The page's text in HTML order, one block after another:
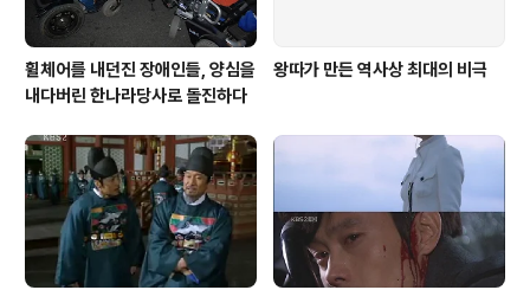
휠체어를 내던진 장애인들, 양심을
내다버린 한나라당사로 돌진하다
왕따가 만든 역사상 최대의 비극